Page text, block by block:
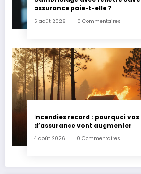
assurance paie-t-elle ?
5 août 2026 0 Commentaires
Incendies record : pourquoi
d’assurance vont augmenter
4 août 2026 0 Commentaires